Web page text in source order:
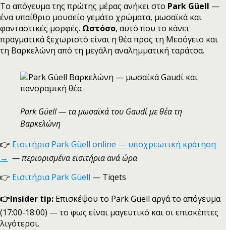
Το απόγευμα της πρώτης μέρας ανήκει στο Park Güell —
ένα υπαίθριο μουσείο γεμάτο χρώματα, μωσαϊκά και
φανταστικές μορφές. Ωστόσο, αυτό που το κάνει
πραγματικά ξεχωριστό είναι η θέα προς τη Μεσόγειο και
τη Βαρκελώνη από τη μεγάλη αναλημματική ταράτσα.
Park Güell — τα μωσαϊκά του Gaudί με θέα τη
Βαρκελώνη
👉 Εισιτήρια Park Güell online — υποχρεωτική κράτηση
→ — περιορισμένα εισιτήρια ανά ώρα
👉 Εισιτήρια Park Güell — Tiqets
👉Insider tip: Επισκέψου το Park Güell αργά το απόγευμα
(17:00-18:00) — το φως είναι μαγευτικό και οι επισκέπτες
λιγότεροι.